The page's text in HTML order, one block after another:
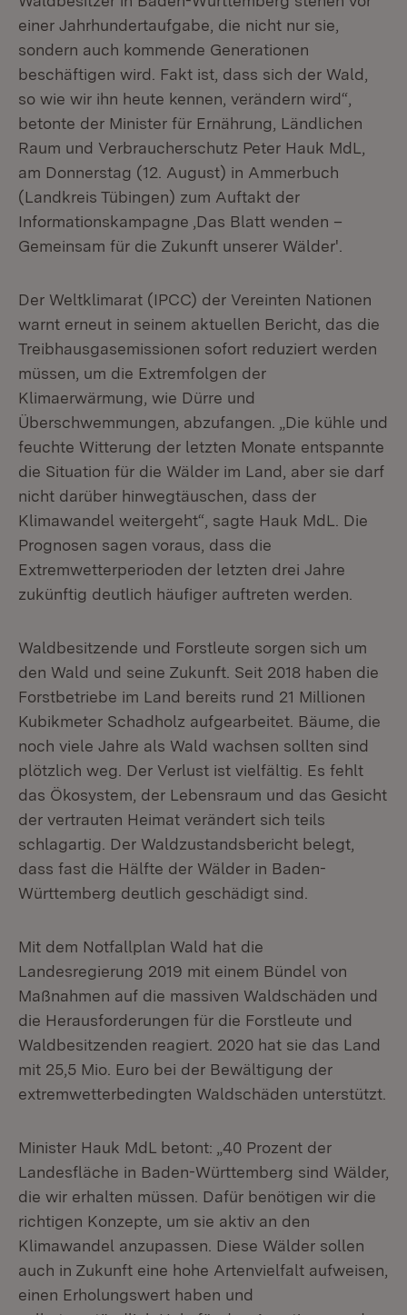
einer Jahrhundertaufgabe, die nicht nur sie,
sondern auch kommende Generationen
beschäftigen wird. Fakt ist, dass sich der Wald,
so wie wir ihn heute kennen, verändern wird“,
betonte der Minister für Ernährung, Ländlichen
Raum und Verbraucherschutz Peter Hauk MdL,
am Donnerstag (12. August) in Ammerbuch
(Landkreis Tübingen) zum Auftakt der
Informationskampagne ,Das Blatt wenden –
Gemeinsam für die Zukunft unserer Wälder'.
Der Weltklimarat (IPCC) der Vereinten Nationen
warnt erneut in seinem aktuellen Bericht, das die
Treibhausgasemissionen sofort reduziert werden
müssen, um die Extremfolgen der
Klimaerwärmung, wie Dürre und
Überschwemmungen, abzufangen. „Die kühle und
feuchte Witterung der letzten Monate entspannte
die Situation für die Wälder im Land, aber sie darf
nicht darüber hinwegtäuschen, dass der
Klimawandel weitergeht“, sagte Hauk MdL. Die
Prognosen sagen voraus, dass die
Extremwetterperioden der letzten drei Jahre
zukünftig deutlich häufiger auftreten werden.
Waldbesitzende und Forstleute sorgen sich um
den Wald und seine Zukunft. Seit 2018 haben die
Forstbetriebe im Land bereits rund 21 Millionen
Kubikmeter Schadholz aufgearbeitet. Bäume, die
noch viele Jahre als Wald wachsen sollten sind
plötzlich weg. Der Verlust ist vielfältig. Es fehlt
das Ökosystem, der Lebensraum und das Gesicht
der vertrauten Heimat verändert sich teils
schlagartig. Der Waldzustandsbericht belegt,
dass fast die Hälfte der Wälder in Baden-
Württemberg deutlich geschädigt sind.
Mit dem Notfallplan Wald hat die
Landesregierung 2019 mit einem Bündel von
Maßnahmen auf die massiven Waldschäden und
die Herausforderungen für die Forstleute und
Waldbesitzenden reagiert. 2020 hat sie das Land
mit 25,5 Mio. Euro bei der Bewältigung der
extremwetterbedingten Waldschäden unterstützt.
Minister Hauk MdL betont: „40 Prozent der
Landesfläche in Baden-Württemberg sind Wälder,
die wir erhalten müssen. Dafür benötigen wir die
richtigen Konzepte, um sie aktiv an den
Klimawandel anzupassen. Diese Wälder sollen
auch in Zukunft eine hohe Artenvielfalt aufweisen,
einen Erholungswert haben und